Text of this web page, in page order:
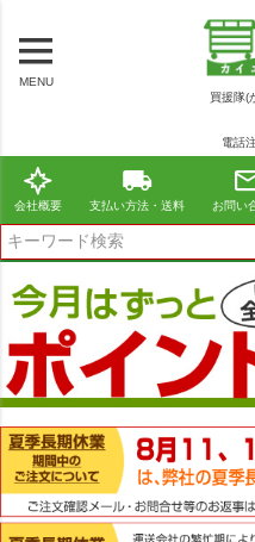
MENU
買援隊(
電話
会社概要 支払い方法・送料 お問い